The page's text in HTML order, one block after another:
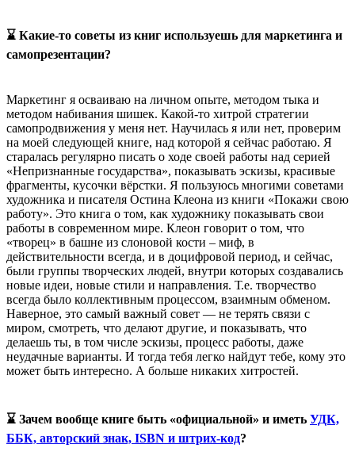
⌛ Какие-то советы из книг используешь для маркетинга и
самопрезентации?
Маркетинг я осваиваю на личном опыте, методом тыка и
методом набивания шишек. Какой-то хитрой стратегии
самопродвижения у меня нет. Научилась я или нет, проверим
на моей следующей книге, над которой я сейчас работаю. Я
старалась регулярно писать о ходе своей работы над серией
«Непризнанные государства», показывать эскизы, красивые
фрагменты, кусочки вёрстки. Я пользуюсь многими советами
художника и писателя Остина Клеона из книги «Покажи свою
работу». Это книга о том, как художнику показывать свои
работы в современном мире. Клеон говорит о том, что
«творец» в башне из слоновой кости – миф, в
действительности всегда, и в доцифровой период, и сейчас,
были группы творческих людей, внутри которых создавались
новые идеи, новые стили и направления. Т.е. творчество
всегда было коллективным процессом, взаимным обменом.
Наверное, это самый важный совет — не терять связи с
миром, смотреть, что делают другие, и показывать, что
делаешь ты, в том числе эскизы, процесс работы, даже
неудачные варианты. И тогда тебя легко найдут тебе, кому это
может быть интересно. А больше никаких хитростей.
⌛ Зачем вообще книге быть «официальной» и иметь УДК,
ББК, авторский знак, ISBN и штрих-код?